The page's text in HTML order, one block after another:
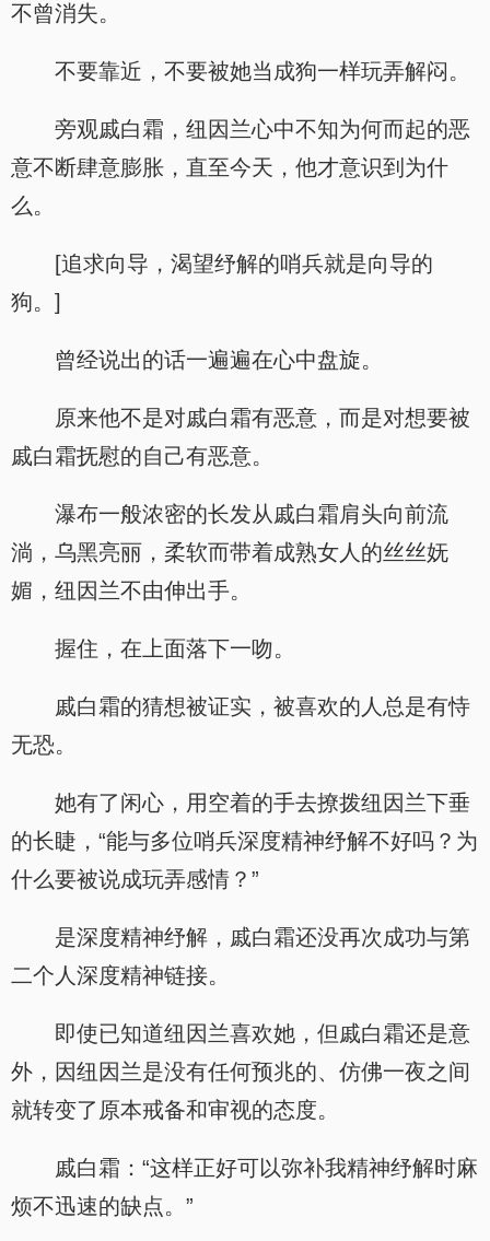
不曾消失。
不要靠近，不要被她当成狗一样玩弄解闷。
旁观戚白霜，纽因兰心中不知为何而起的恶
意不断肆意膨胀，直至今天，他才意识到为什
么。
[追求向导，渴望纾解的哨兵就是向导的
狗。]
曾经说出的话一遍遍在心中盘旋。
原来他不是对戚白霜有恶意，而是对想要被
戚白霜抚慰的自己有恶意。
瀑布一般浓密的长发从戚白霜肩头向前流
淌，乌黑亮丽，柔软而带着成熟女人的丝丝妩
媚，纽因兰不由伸出手。
握住，在上面落下一吻。
戚白霜的猜想被证实，被喜欢的人总是有恃
无恐。
她有了闲心，用空着的手去撩拨纽因兰下垂
的长睫，“能与多位哨兵深度精神纾解不好吗？为
什么要被说成玩弄感情？”
是深度精神纾解，戚白霜还没再次成功与第
二个人深度精神链接。
即使已知道纽因兰喜欢她，但戚白霜还是意
外，因纽因兰是没有任何预兆的、仿佛一夜之间
就转变了原本戒备和审视的态度。
戚白霜：“这样正好可以弥补我精神纾解时麻
烦不迅速的缺点。”